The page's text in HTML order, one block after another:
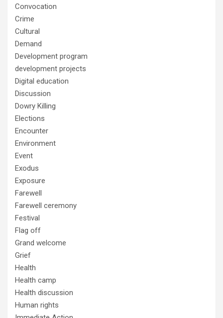
Convocation
Crime
Cultural
Demand
Development program
development projects
Digital education
Discussion
Dowry Killing
Elections
Encounter
Environment
Event
Exodus
Exposure
Farewell
Farewell ceremony
Festival
Flag off
Grand welcome
Grief
Health
Health camp
Health discussion
Human rights